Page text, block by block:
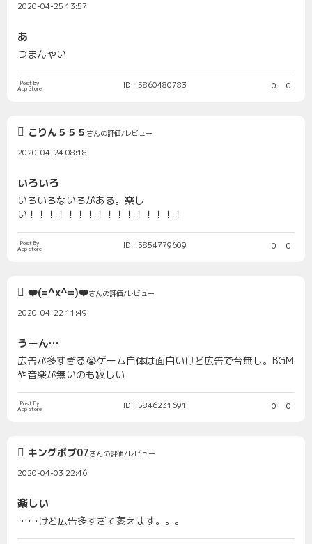
2020-04-25 13:57
あ
つまんやい
Post By
App Store ID：5860480783 0 0
こりん５５５ さんの評価/レビュー
2020-04-24 08:18
いろいろ
いろいろないろがある。楽し
い！！！！！！！！！！！！！！！！
Post By
App Store ID：5854779609 0 0
❤️(=^x^=)❤️さんの評価/レビュー
2020-04-22 11:49
うーん…
広告が多すぎる😭ゲーム自体は面白いけど広告で台無し。BGM
や音楽が無いのも寂しい
Post By
App Store ID：5846231691 0 0
キングボブ07さんの評価/レビュー
2020-04-03 22:46
楽しい
……けど広告多すぎて萎えます。。。